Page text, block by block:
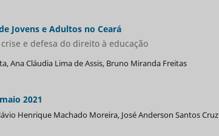
Jovens e Adultos no Ceará
e defesa do direito à educação
Ana Cláudia Lima de Assis, Bruno Miranda Freitas
2021
Henrique Machado Moreira, José Anderson Santos Cruz